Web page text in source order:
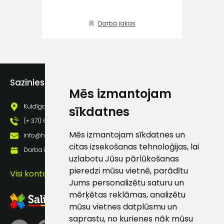
Mēs izmantojam
sīkdatnes
Mēs izmantojam sīkdatnes un
citas izsekošanas tehnoloģijas, lai
uzlabotu Jūsu pārlūkošanas
pieredzi mūsu vietnē, parādītu
Jums personalizētu saturu un
mērķētas reklāmas, analizētu
mūsu vietnes datplūsmu un
saprastu, no kurienes nāk mūsu
Darba jakas
Sazinies ar mums
Kuldīgas iela 69a, Saldus, Saldus nov., LV - 3801
(+ 371) 63 881 186
info@hards.lv
Darba laiks: Darbadienās: 8:00 - 17:00
Visi kontakti
atbalsts
(+371) 63 881
186
info@hards.lv